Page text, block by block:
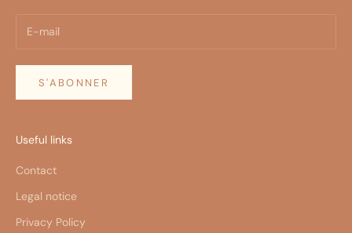
S'ABONNER
Useful links
Contact
Legal notice
Privacy Policy